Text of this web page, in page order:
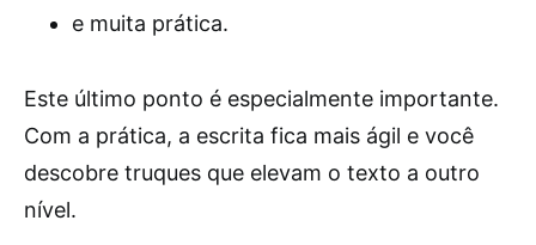
e muita prática.
Este último ponto é especialmente importante.
Com a prática, a escrita fica mais ágil e você
descobre truques que elevam o texto a outro
nível.